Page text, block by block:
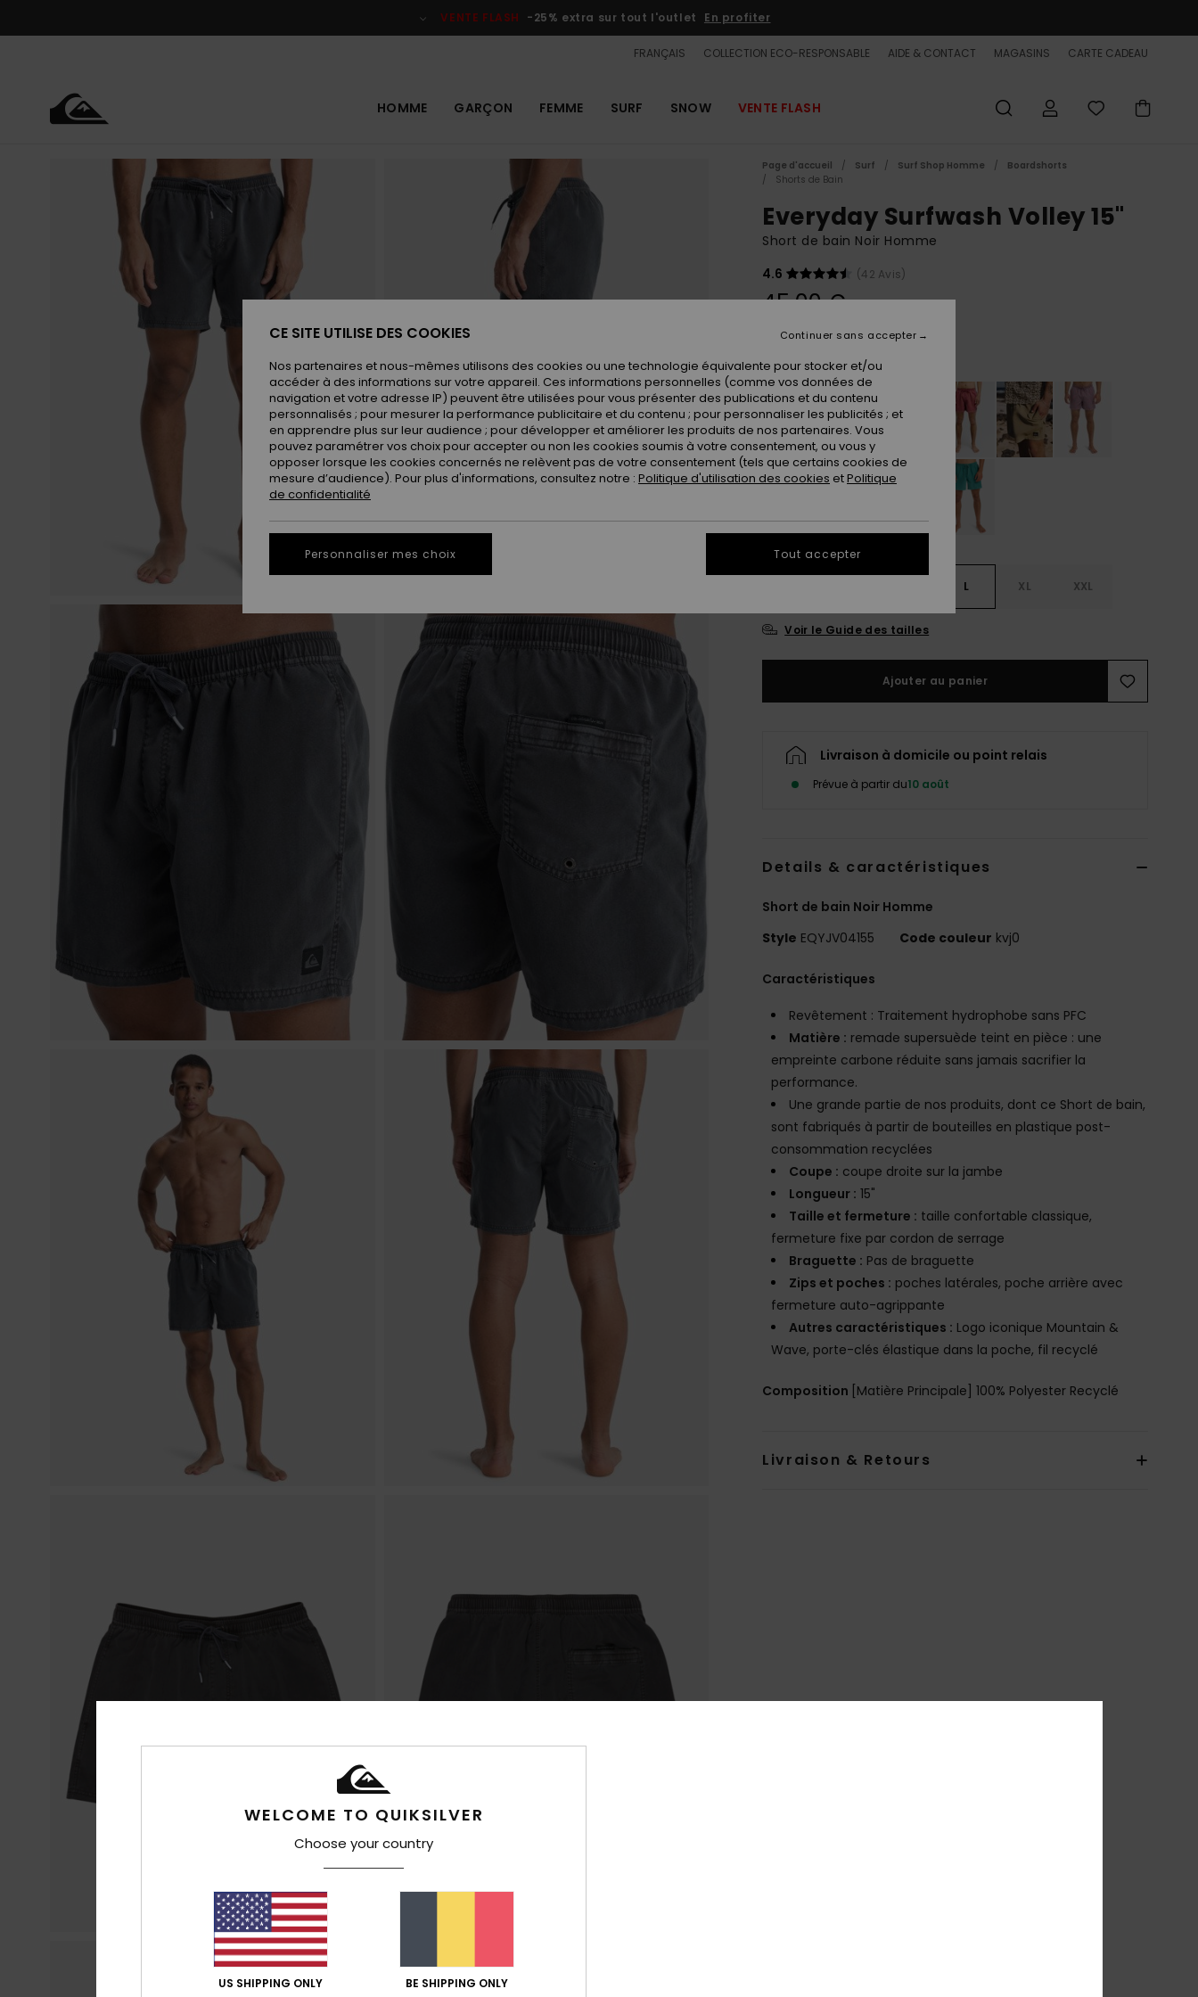
le
VENTE FLASH -25% extra sur tout l'outlet En profiter
FRANÇAIS COLLECTION ECO-RESPONSABLE AIDE & CONTACT MAGASINS CARTE CADEAU
HOMME GARÇON FEMME SURF SNOW VENTE FLASH
Page d'accueil Surf Surf Shop Homme
Boardshorts
Shorts de Bain
Everyday Surfwash Volley 15"
Short de bain Noir Homme
4.6
(42 Avis)
45,00 €
L XL XXL
Voir le Guide des tailles
Ajouter au panier
Livraison à domicile ou point relais
Prévue à partir du10 août
Details & caractéristiques
Short de bain Noir Homme
Style EQYJV04155 Code couleur kvj0
Caractéristiques
Revêtement : Traitement hydrophobe sans PFC
Matière : remade supersuède teint en pièce : une
empreinte carbone réduite sans jamais sacrifier la
performance.
Une grande partie de nos produits, dont ce Short de bain,
sont fabriqués à partir de bouteilles en plastique post-
consommation recyclées
Coupe : coupe droite sur la jambe
Longueur : 15"
Taille et fermeture : taille confortable classique,
fermeture fixe par cordon de serrage
Braguette : Pas de braguette
Zips et poches : poches latérales, poche arrière avec
fermeture auto-agrippante
Autres caractéristiques : Logo iconique Mountain &
Wave, porte-clés élastique dans la poche, fil recyclé
Composition [Matière Principale] 100% Polyester Recyclé
Livraison & Retours
WELCOME TO QUIKSILVER
Choose your country
US SHIPPING ONLY BE SHIPPING ONLY
CE SITE UTILISE DES COOKIES
Nos partenaires et nous-mêmes utilisons des cookies ou une technologie équivalente pour stocker et/ou
accéder à des informations sur votre appareil. Ces informations personnelles (comme vos données de
navigation et votre adresse IP) peuvent être utilisées pour vous présenter des publications et du contenu
personnalisés ; pour mesurer la performance publicitaire et du contenu ; pour personnaliser les publicités ; et
en apprendre plus sur leur audience ; pour développer et améliorer les produits de nos partenaires. Vous
pouvez paramétrer vos choix pour accepter ou non les cookies soumis à votre consentement, ou vous y
opposer lorsque les cookies concernés ne relèvent pas de votre consentement (tels que certains cookies de
mesure d’audience). Pour plus d'informations, consultez notre : Politique d'utilisation des cookies etPolitique
de confidentialité
Personnaliser mes choix
Continuer sans accepter
Tout accepter